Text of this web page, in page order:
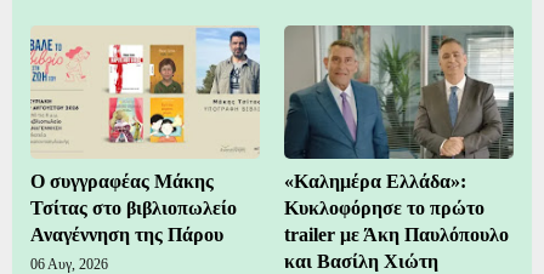
Ο συγγραφέας Μάκης
Τσίτας στο βιβλιοπωλείο
Αναγέννηση της Πάρου
06 Αυγ, 2026
«Καλημέρα Ελλάδα»:
Κυκλοφόρησε το πρώτο
trailer με Άκη Παυλόπουλο
και Βασίλη Χιώτη